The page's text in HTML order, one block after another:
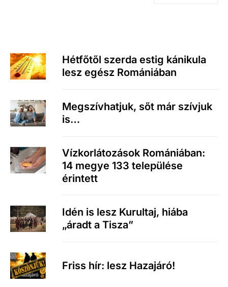
Hétfőtől szerda estig kánikula
lesz egész Romániában
Megszívhatjuk, sőt már szívjuk
is…
Vízkorlátozások Romániában:
14 megye 133 települése
érintett
Idén is lesz Kurultaj, hiába
„áradt a Tisza”
Friss hír: lesz Hazajáró!